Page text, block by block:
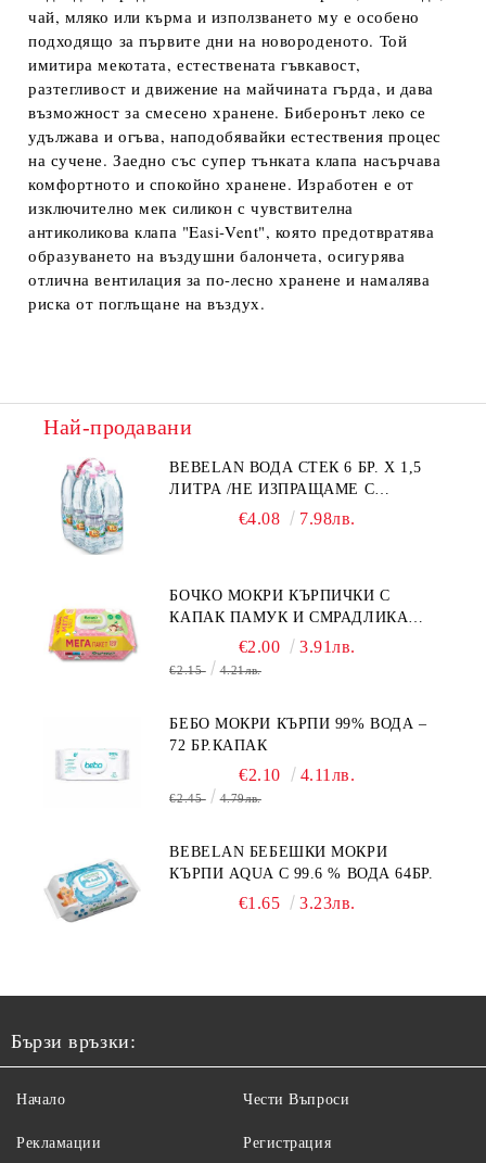
чай, мляко или кърма и използването му е особено
подходящо за първите дни на новороденото. Той
имитира мекотата, естествената гъвкавост,
разтегливост и движение на майчината гърда, и дава
възможност за смесено хранене. Биберонът леко се
удължава и огъва, наподобявайки естествения процес
на сучене. Заедно със супер тънката клапа насърчава
комфортното и спокойно хранене. Изработен е от
изключително мек силикон с чувствителна
антиколикова клапа "Easi-Vent", която предотвратява
образуването на въздушни балончета, осигурява
отлична вентилация за по-лесно хранене и намалява
риска от поглъщане на въздух.
Най-продавани
BEBELAN ВОДА СТЕК 6 БР. Х 1,5
ЛИТРА /НЕ ИЗПРАЩАМЕ С
€4.08 7.98лв.
БОЧКО МОКРИ КЪРПИЧКИ С
КАПАК ПАМУК И СМРАДЛИКА
€2.00 3.91лв.
€2.15 4.21лв.
БЕБО МОКРИ КЪРПИ 99% ВОДА –
72 БР.КАПАК
€2.10 4.11лв.
€2.45 4.79лв.
BEBELAN БЕБЕШКИ МОКРИ
КЪРПИ AQUA С 99.6 % ВОДА 64БР.
€1.65 3.23лв.
Бързи връзки:
Начало
Рекламации
Чести Въпроси
Регистрация